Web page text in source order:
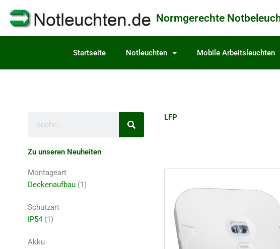
Normgerechte
Startseite Notleuchten Mobile Arbeitsleuchten
Zu unseren Neuheiten
Montageart
Deckenaufbau (1)
Schutzart
IP54 (1)
Akku
LFP